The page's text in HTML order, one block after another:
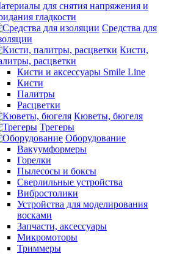
для снятия напряжения и
гладкости
Средства для
Кисти,
расцветки
Кисти и аксессуары Smile Line
Кисти
Палитры
Расцветки
Кюветы, бюгеля
Трегеры
Оборудование
Вакуумформеры
Горелки
Пылесосы и боксы
Сверлильные устройства
Вибростолики
Устройства для моделирования
восками
Запчасти, аксессуары
Микромоторы
Триммеры